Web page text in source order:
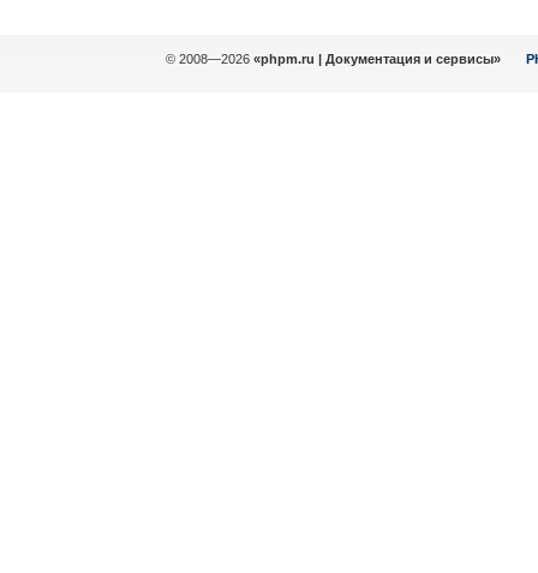
© 2008—2026 «phpm.ru | Документация и сервисы»